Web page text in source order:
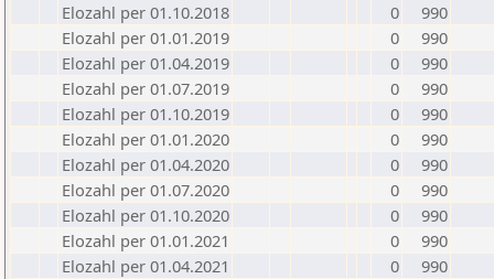
Elozahl per 01.10.2018
0
990
Elozahl per 01.01.2019
0
990
Elozahl per 01.04.2019
0
990
Elozahl per 01.07.2019
0
990
Elozahl per 01.10.2019
0
990
Elozahl per 01.01.2020
0
990
Elozahl per 01.04.2020
0
990
Elozahl per 01.07.2020
0
990
Elozahl per 01.10.2020
0
990
Elozahl per 01.01.2021
0
990
Elozahl per 01.04.2021
0
990